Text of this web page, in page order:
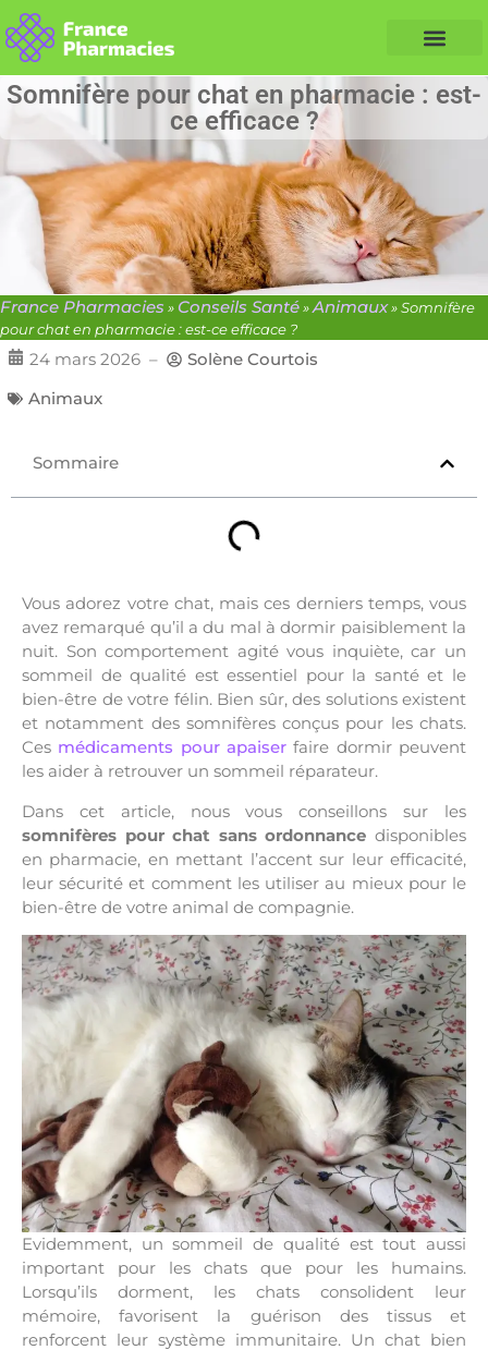
Somnifère pour chat en pharmacie : est-
ce efficace ?
France Pharmacies » Conseils Santé»Animaux»Somnifère
pour chat en pharmacie : est-ce efficace ?
24 mars 2026 –
Solène Courtois
Animaux
Sommaire
Vous adorez votre chat, mais ces derniers temps, vous
avez remarqué qu’il a du mal à dormir paisiblement la
nuit. Son comportement agité vous inquiète, car un
sommeil de qualité est essentiel pour la santé et le
bien-être de votre félin. Bien sûr, des solutions existent
et notamment des somnifères conçus pour les chats.
Ces médicaments pour apaiser faire dormir peuvent
les aider à retrouver un sommeil réparateur.
Dans cet article, nous vous conseillons sur les
somnifères pour chat sans ordonnance disponibles
en pharmacie, en mettant l’accent sur leur efficacité,
leur sécurité et comment les utiliser au mieux pour le
bien-être de votre animal de compagnie.
Evidemment, un sommeil de qualité est tout aussi
important pour les chats que pour les humains.
Lorsqu’ils dorment, les chats consolident leur
mémoire, favorisent la guérison des tissus et
renforcent leur système immunitaire. Un chat bien